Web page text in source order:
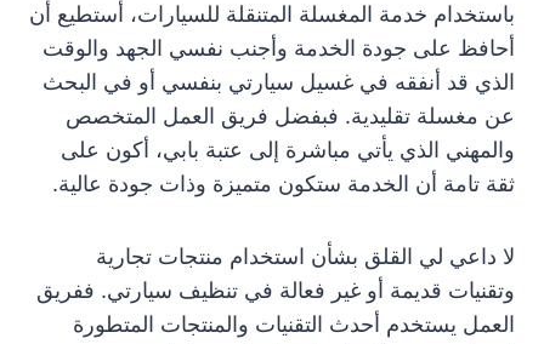
باستخدام خدمة المغسلة المتنقلة للسيارات، أستطيع أن
أحافظ على جودة الخدمة وأجنب نفسي الجهد والوقت
الذي قد أنفقه في غسيل سيارتي بنفسي أو في البحث
عن مغسلة تقليدية. فبفضل فريق العمل المتخصص
والمهني الذي يأتي مباشرة إلى عتبة بابي، أكون على
ثقة تامة أن الخدمة ستكون متميزة وذات جودة عالية.
لا داعي لي القلق بشأن استخدام منتجات تجارية
وتقنيات قديمة أو غير فعالة في تنظيف سيارتي. ففريق
العمل يستخدم أحدث التقنيات والمنتجات المتطورة